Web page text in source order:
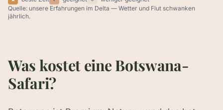
Quelle: unsere Erfahrungen im Delta — Wetter und Flut schwanken
jährlich.
Was kostet eine Botswana-
Safari?